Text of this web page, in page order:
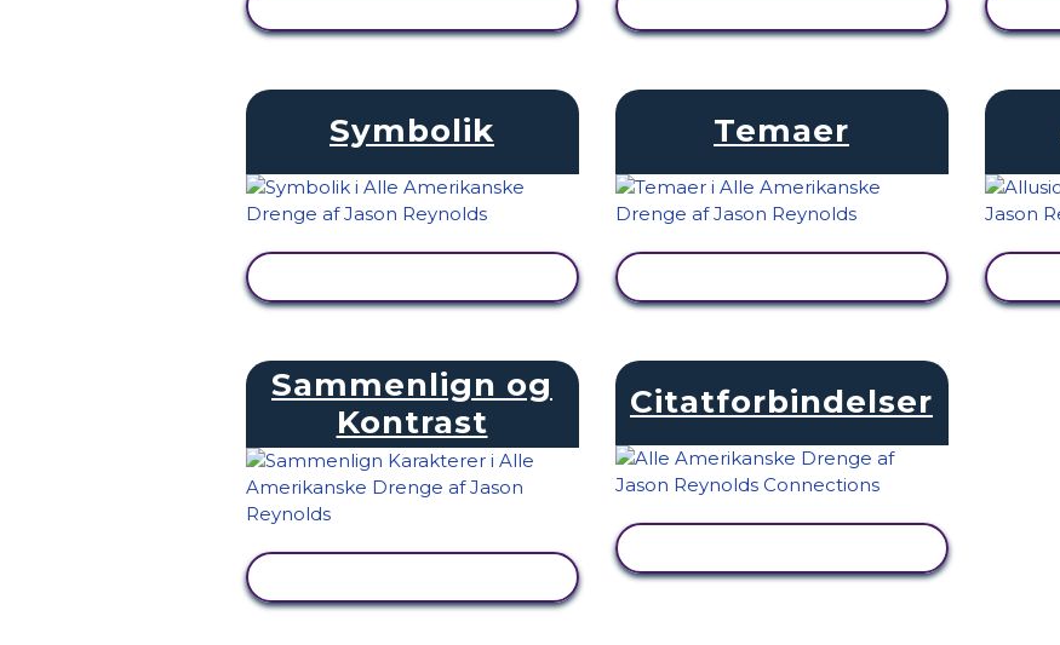
Symbolik Temaer
Sammenlign og
Kontrast
Citatforbindelser